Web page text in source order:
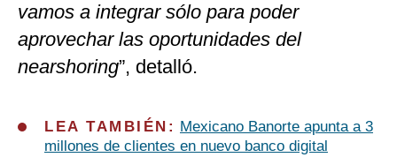
vamos a integrar sólo para poder
aprovechar las oportunidades del
nearshoring”, detalló.
LEA TAMBIÉN: Mexicano Banorte apunta a 3
millones de clientes en nuevo banco digital